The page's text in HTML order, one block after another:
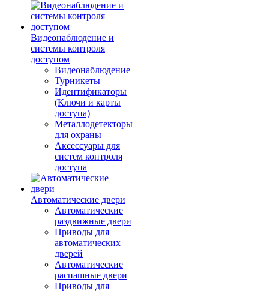
Видеонаблюдение и
системы контроля
доступом
Видеонаблюдение
Турникеты
Идентификаторы
(Ключи и карты
доступа)
Металлодетекторы
для охраны
Аксессуары для
систем контроля
доступа
Автоматические двери
Автоматические
раздвижные двери
Приводы для
автоматических
дверей
Автоматические
распашные двери
Приводы для